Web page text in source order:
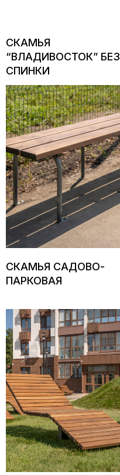
СКАМЬЯ
“ВЛАДИВОСТОК” БЕЗ
СПИНКИ
СКАМЬЯ САДОВО-
ПАРКОВАЯ